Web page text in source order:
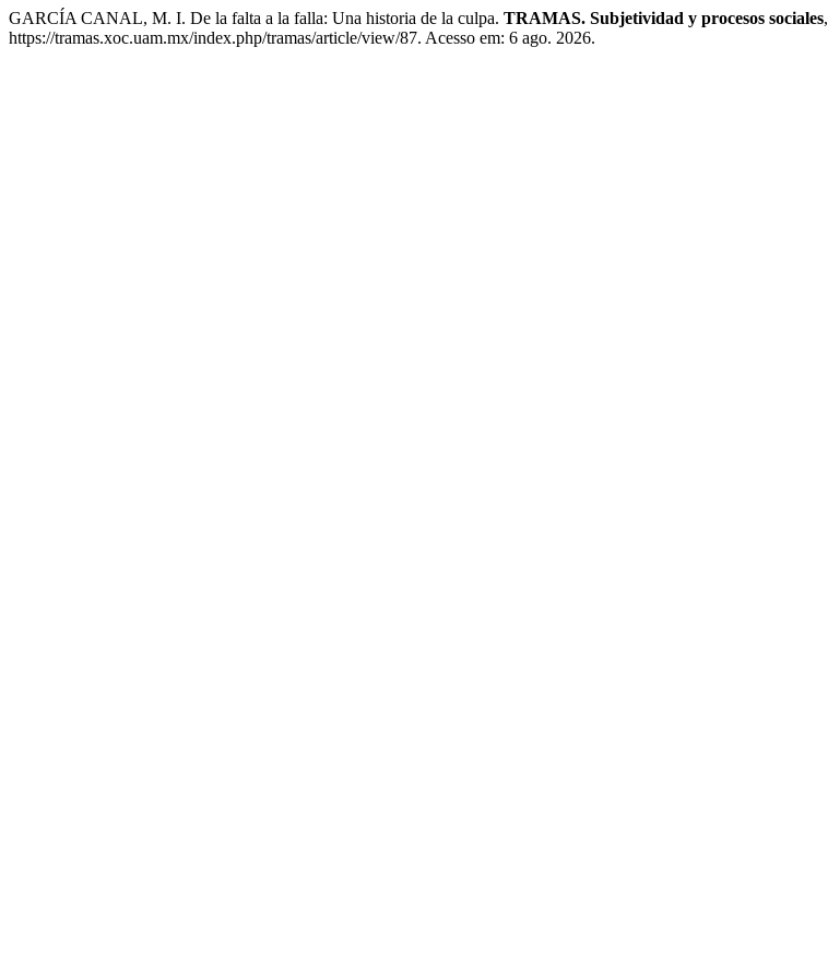
GARCÍA CANAL, M. I. De la falta a la falla: Una historia de la culpa. TRAMAS. Subjetividad y procesos sociales,
https://tramas.xoc.uam.mx/index.php/tramas/article/view/87. Acesso em: 6 ago. 2026.